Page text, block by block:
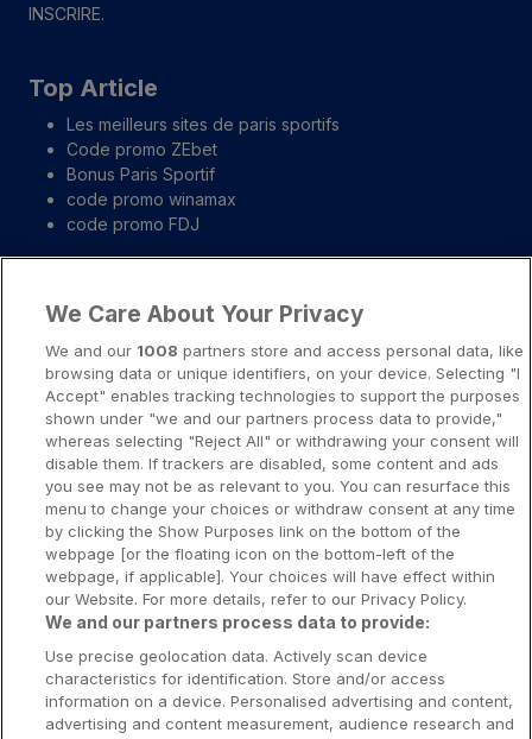
INSCRIRE.
Top Article
Les meilleurs sites de paris sportifs
Code promo ZEbet
Bonus Paris Sportif
code promo winamax
code promo FDJ
Liens importants
A propos
Notice légale
Presse-Recrutement-Partenariat
Politique de confidentialité
Politique de Cookies
Prévenir la dépendance aux jeux d’argent
Nos rédacteurs
Les jeux d’argent et de hasard sont resérvés aux personnes majeures
We Care About Your Privacy
We and our 1008 partners store and access personal data, like
browsing data or unique identifiers, on your device. Selecting "I
Accept" enables tracking technologies to support the purposes
shown under "we and our partners process data to provide,"
whereas selecting "Reject All" or withdrawing your consent will
disable them. If trackers are disabled, some content and ads
you see may not be as relevant to you. You can resurface this
menu to change your choices or withdraw consent at any time
by clicking the Show Purposes link on the bottom of the
webpage [or the floating icon on the bottom-left of the
webpage, if applicable]. Your choices will have effect within
our Website. For more details, refer to our Privacy Policy.
We and our partners process data to provide:
Use precise geolocation data. Actively scan device
characteristics for identification. Store and/or access
information on a device. Personalised advertising and content,
advertising and content measurement, audience research and